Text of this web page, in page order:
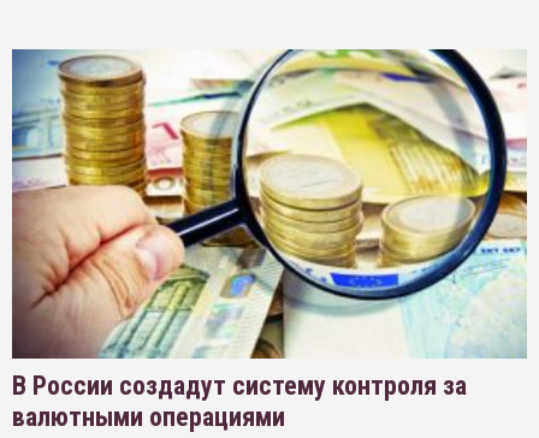
В России создадут систему контроля за
валютными операциями